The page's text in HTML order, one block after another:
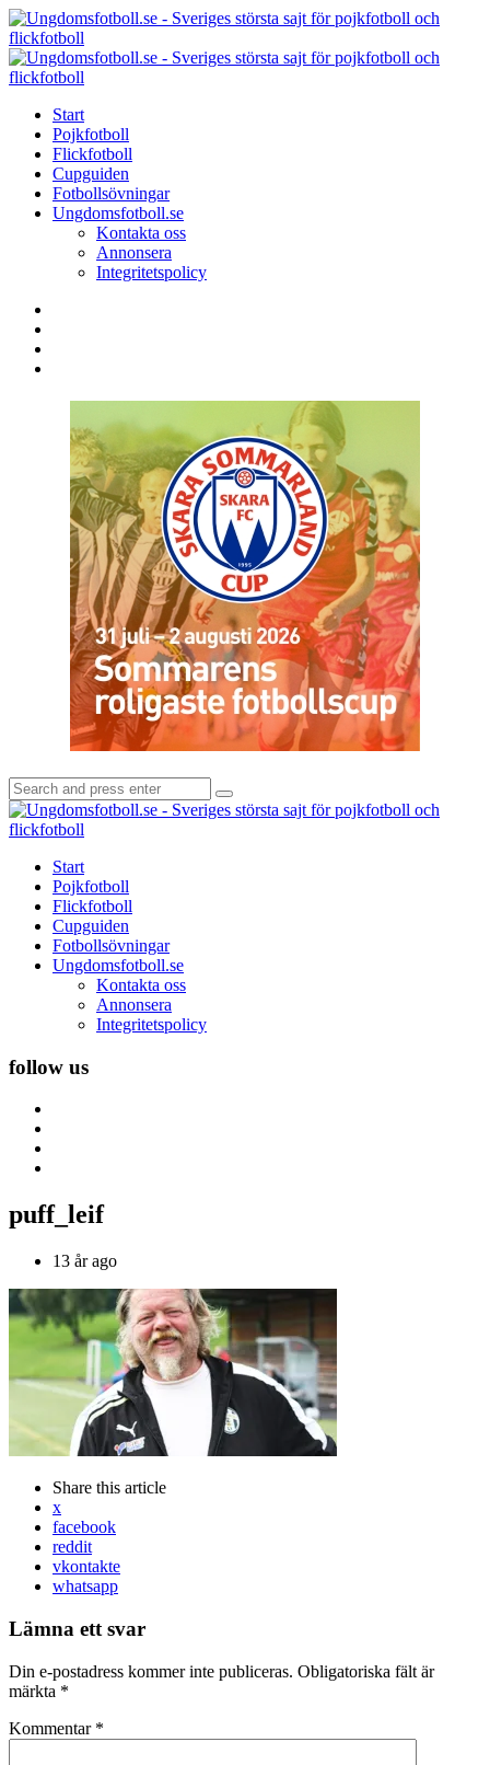
Menu
Search
Menu
Start
Pojkfotboll
Flickfotboll
Cupguiden
Fotbollsövningar
Ungdomsfotboll.se
Kontakta oss
Annonsera
Integritetspolicy
Search
for:
Search
Start
Pojkfotboll
Flickfotboll
Cupguiden
Fotbollsövningar
Ungdomsfotboll.se
Kontakta oss
Annonsera
Integritetspolicy
follow us
puff_leif
13 år ago
Share this article
x
facebook
reddit
vkontakte
whatsapp
Lämna ett svar
Din e-postadress kommer inte publiceras. Obligatoriska fält är
märkta *
Kommentar *